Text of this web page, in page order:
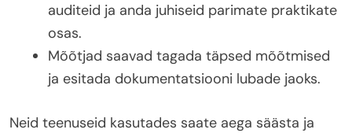
auditeid ja anda juhiseid parimate praktikate
osas.
Mõõtjad saavad tagada täpsed mõõtmised
ja esitada dokumentatsiooni lubade jaoks.
Neid teenuseid kasutades saate aega säästa ja